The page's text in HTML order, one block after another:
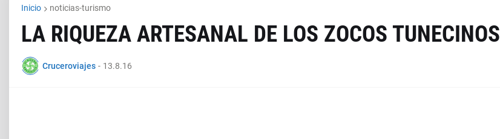
Inicio noticias-turismo
LA RIQUEZA ARTESANAL DE LOS ZOCOS TUNECINOS
Cruceroviajes - 13.8.16